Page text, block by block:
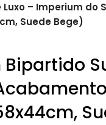
– Imperium do
Suede Bege)